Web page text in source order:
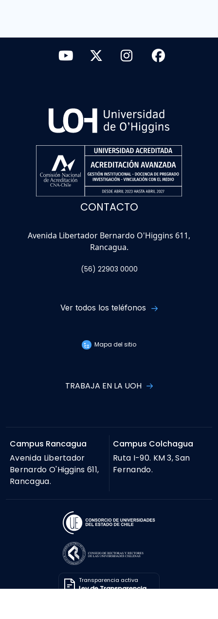
CONTACTO
Avenida Libertador Bernardo O'Higgins 611,
Rancagua.
(56) 22903 0000
Ver todos los teléfonos
Mapa del sitio
TRABAJA EN LA UOH
Campus Rancagua
Avenida Libertador
Bernardo O'Higgins 611,
Rancagua.
Campus Colchagua
Ruta I-90. KM 3, San
Fernando.
Transparencia activa
Ley de Transparencia